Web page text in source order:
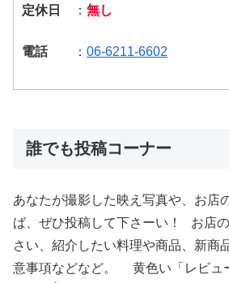
定休日 ： 無し
電話 ： 06-6211-6602
誰でも投稿コーナー
あなたが撮影した映え写真や、お店
ば、ぜひ投稿して下さーい！ お店
さい、紹介したい料理や商品、新商
意事項などなど。 黄色い「レビュ